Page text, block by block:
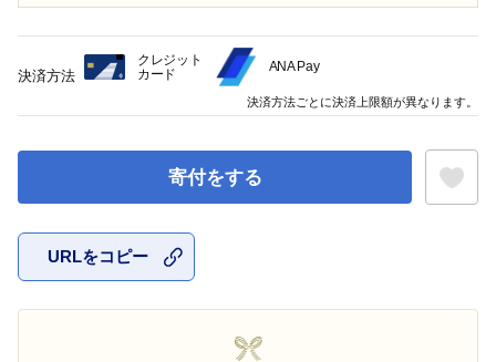
寄付をする
URLをコピー
決済方法
クレジット
カード
ANA Pay
決済方法ごとに決済上限額が異なります。